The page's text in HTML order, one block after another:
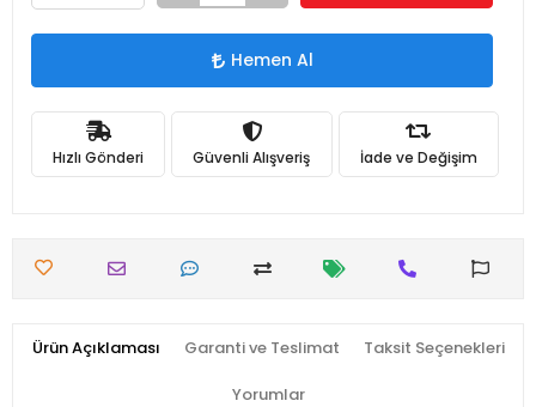
Hemen Al
Hızlı Gönderi Güvenli Alışveriş İade ve Değişim
Ürün Açıklaması Garanti ve Teslimat Taksit Seçenekleri
Yorumlar